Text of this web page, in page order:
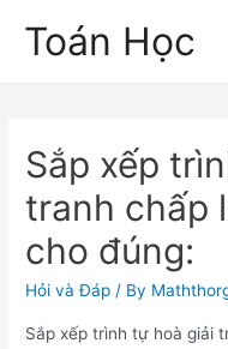
Toán Học
Sắp xếp
tranh chấp
cho đúng:
Hỏi và Đáp / By
Sắp xếp trình tự hoà giải